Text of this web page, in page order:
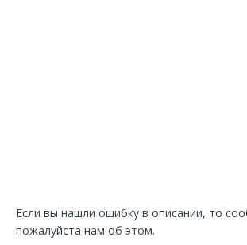
Если вы нашли ошибку в описании, то
пожалуйста нам об этом.